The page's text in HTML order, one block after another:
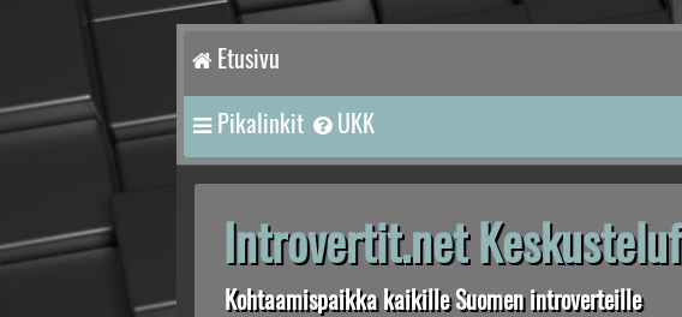
Etusivu
Pikalinkit UKK
Introvertit.net
Kohtaamispaikka kaikille Suomen introverteille